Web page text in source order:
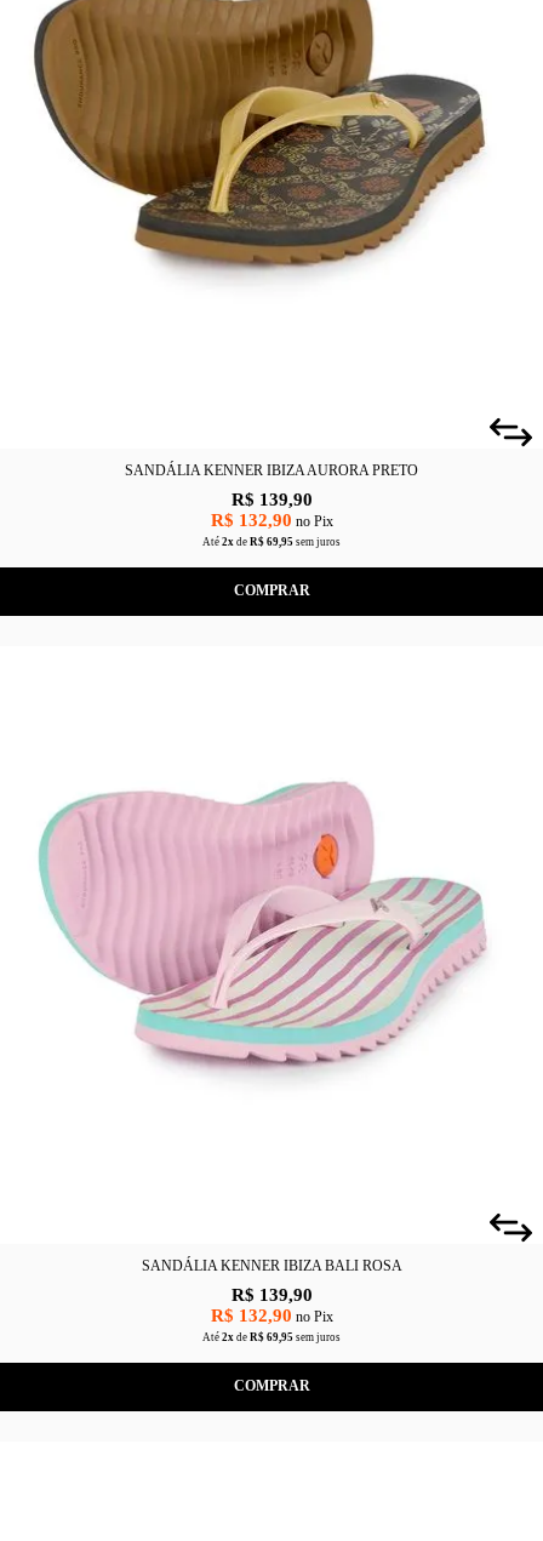
SANDÁLIA KENNER IBIZA AURORA PRETO
R$ 139,90
R$ 132,90 no Pix
Até 2x de R$ 69,95 sem juros
COMPRAR
SANDÁLIA KENNER IBIZA BALI ROSA
R$ 139,90
R$ 132,90 no Pix
Até 2x de R$ 69,95 sem juros
COMPRAR